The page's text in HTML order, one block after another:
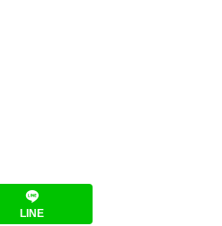
LINE